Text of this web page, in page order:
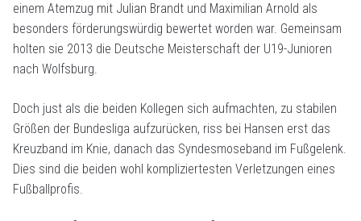
einem Atemzug mit Julian Brandt und Maximilian Arnold als
besonders förderungswürdig bewertet worden war. Gemeinsam
holten sie 2013 die Deutsche Meisterschaft der U19-Junioren
nach Wolfsburg.
Doch just als die beiden Kollegen sich aufmachten, zu stabilen
Größen der Bundesliga aufzurücken, riss bei Hansen erst das
Kreuzband im Knie, danach das Syndesmoseband im Fußgelenk.
Dies sind die beiden wohl kompliziertesten Verletzungen eines
Fußballprofis.